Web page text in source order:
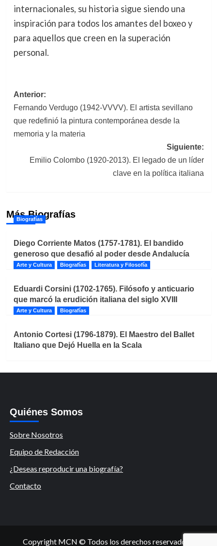
internacionales, su historia sigue siendo una
inspiración para todos los amantes del boxeo y
para aquellos que creen en la superación
personal.
Navegación
de
entradas
Anterior:
Fernando Verdugo (1942-VVVV). El artista sevillano
que redefinió la pintura contemporánea desde la
memoria y la materia
Siguiente:
Emilio Colombo (1920-2013). El legado de un líder
clave en la política italiana
Más Biografías
Biografías
Diego Corriente Matos (1757-1781). El bandido
generoso que desafió al poder desde Andalucía
Arte y Cultura Biografías Literatura y Filosofía
Eduardi Corsini (1702-1765). Filósofo y anticuario
que marcó la erudición italiana del siglo XVIII
Arte y Cultura Biografías
Antonio Cortesi (1796-1879). El Maestro del Ballet
Italiano que Dejó Huella en la Scala
Quiénes Somos
Sobre Nosotros
Equipo de Redacción
¿Deseas reproducir una biografía?
Contacto
Copyright MCN © Todos los derechos reservados.